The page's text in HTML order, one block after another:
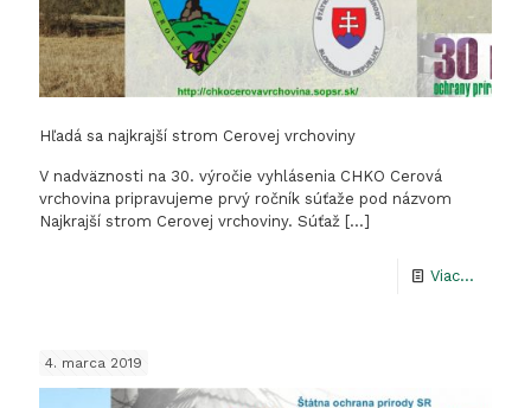
Hľadá sa najkrajší strom Cerovej vrchoviny
V nadväznosti na 30. výročie vyhlásenia CHKO Cerová
vrchovina pripravujeme prvý ročník súťaže pod názvom
Najkrajší strom Cerovej vrchoviny. Súťaž […]
Viac...
4. marca 2019